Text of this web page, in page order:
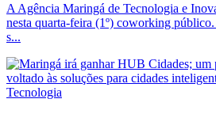
A Agência Maringá de Tecnologia e
nesta quarta-feira (1º) coworking
s...
Tecnologia